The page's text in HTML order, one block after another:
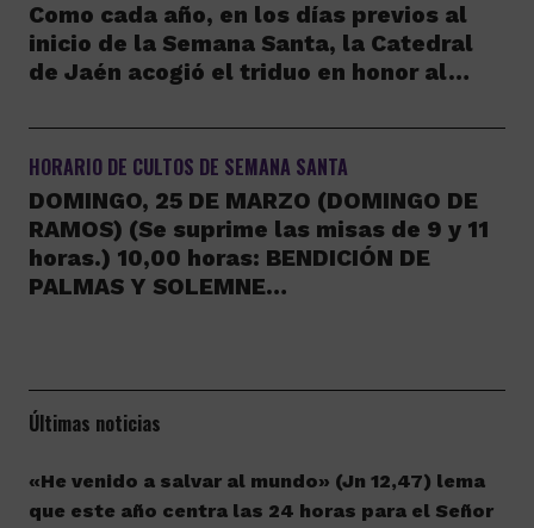
Como cada año, en los días previos al
inicio de la Semana Santa, la Catedral
de Jaén acogió el triduo en honor al…
HORARIO DE CULTOS DE SEMANA SANTA
DOMINGO, 25 DE MARZO (DOMINGO DE
RAMOS) (Se suprime las misas de 9 y 11
horas.) 10,00 horas: BENDICIÓN DE
PALMAS Y SOLEMNE…
Últimas noticias
«He venido a salvar al mundo» (Jn 12,47) lema
que este año centra las 24 horas para el Señor